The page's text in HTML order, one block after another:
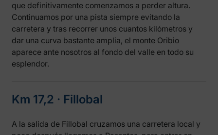
que definitivamente comenzamos a perder altura.
Continuamos por una pista siempre evitando la
carretera y tras recorrer unos cuantos kilómetros y
dar una curva bastante amplia, el monte Oribio
aparece ante nosotros al fondo del valle en todo su
esplendor.
Km 17,2 ‧ Fillobal
A la salida de Fillobal cruzamos una carretera local y